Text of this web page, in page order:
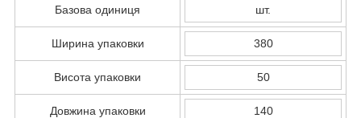
Базова одиниця шт.
Ширина упаковки 380
Висота упаковки 50
Довжина упаковки 140